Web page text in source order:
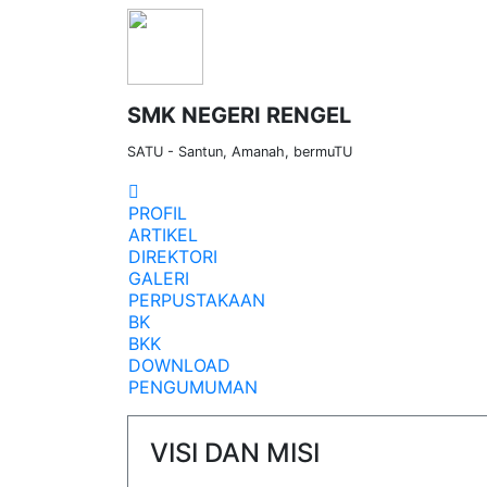
SMK NEGERI RENGEL
SATU - Santun, Amanah, bermuTU
PROFIL
ARTIKEL
DIREKTORI
GALERI
PERPUSTAKAAN
BK
BKK
DOWNLOAD
PENGUMUMAN
VISI DAN MISI